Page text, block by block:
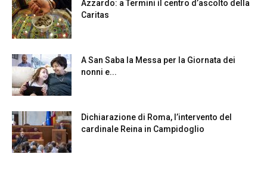
Azzardo: a Termini il centro d’ascolto della
Caritas
A San Saba la Messa per la Giornata dei
nonni e...
Dichiarazione di Roma, l’intervento del
cardinale Reina in Campidoglio